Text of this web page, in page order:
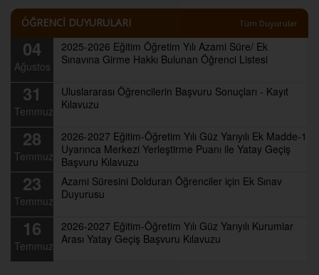
ÖĞRENCİ DUYURULARI Tüm Duyurular
04
Ağustos
2025-2026 Eğitim Öğretim Yılı Azami Süre/ Ek
Sınavına Girme Hakkı Bulunan Öğrenci Listesi
31
Temmuz
Uluslararası Öğrencilerin Başvuru Sonuçları - Kayıt
Kılavuzu
28
Temmuz
2026-2027 Eğitim-Öğretim Yılı Güz Yarıyılı Ek Madde-1
Uyarınca Merkezi Yerleştirme Puanı ile Yatay Geçiş
Başvuru Kılavuzu
23
Temmuz
Azami Süresini Dolduran Öğrenciler için Ek Sınav
Duyurusu
16
Temmuz
2026-2027 Eğitim-Öğretim Yılı Güz Yarıyılı Kurumlar
Arası Yatay Geçiş Başvuru Kılavuzu